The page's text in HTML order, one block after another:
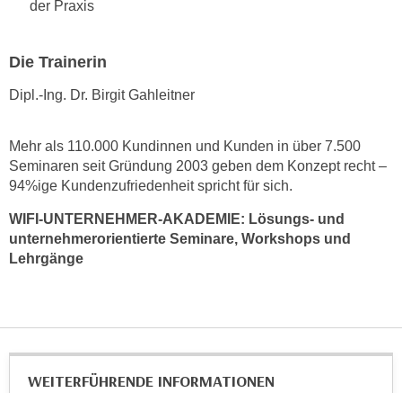
der Praxis
Die Trainerin
Dipl.-Ing. Dr. Birgit Gahleitner
Mehr als 110.000 Kundinnen und Kunden in über 7.500
Seminaren seit Gründung 2003 geben dem Konzept recht –
94%ige Kundenzufriedenheit spricht für sich.
WIFI-UNTERNEHMER-AKADEMIE: Lösungs- und
unternehmerorientierte Seminare, Workshops und
Lehrgänge
WEITERFÜHRENDE INFORMATIONEN
n
v
C
o
k
i
e
u